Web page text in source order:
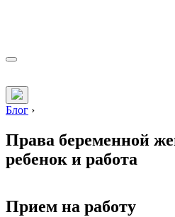
Блог ›
Права беременной
ребенок и работа
Прием на работу